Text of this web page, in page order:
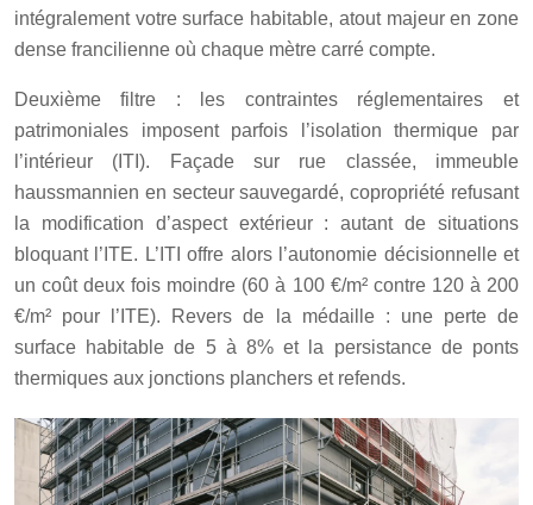
intégralement votre surface habitable, atout majeur en zone
dense francilienne où chaque mètre carré compte.
Deuxième filtre : les contraintes réglementaires et
patrimoniales imposent parfois l’isolation thermique par
l’intérieur (ITI). Façade sur rue classée, immeuble
haussmannien en secteur sauvegardé, copropriété refusant
la modification d’aspect extérieur : autant de situations
bloquant l’ITE. L’ITI offre alors l’autonomie décisionnelle et
un coût deux fois moindre (60 à 100 €/m² contre 120 à 200
€/m² pour l’ITE). Revers de la médaille : une perte de
surface habitable de 5 à 8% et la persistance de ponts
thermiques aux jonctions planchers et refends.